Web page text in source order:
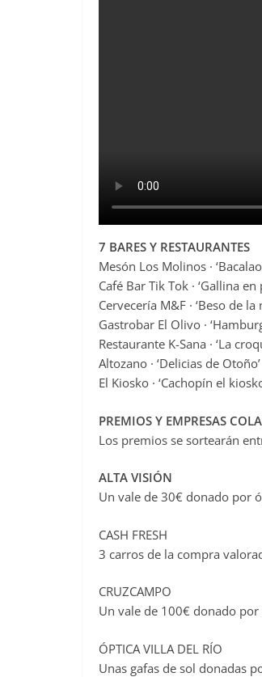
7 BARES Y RESTAURANTES
Mesón Los Molinos ·
Café Bar Tik Tok · ‘Gallina en
Cervecería M&F · ‘Beso de la
Gastrobar El Olivo ·
Restaurante K-Sana · ‘La
Altozano · ‘Delicias de Otoño’
El Kiosko · ‘Cachopín el
PREMIOS Y EMPRESAS
Los premios se sortearán
ALTA VISIÓN
Un vale de 30€ donado por
CASH FRESH
3 carros de la compra
CRUZCAMPO
Un vale de 100€ donado
ÓPTICA VILLA DEL RÍO
Unas gafas de sol donadas